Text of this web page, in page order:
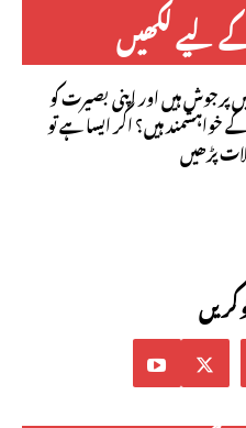
لیے لکھیں
ہیں اور اپنی بصیرت کو
ہیں؟ اگر ایسا ہے تو
پڑھیں
کریں